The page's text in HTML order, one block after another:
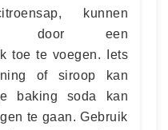
kunnen
door een
toe te voegen. Iets
of siroop kan
baking soda kan
te gaan. Gebruik